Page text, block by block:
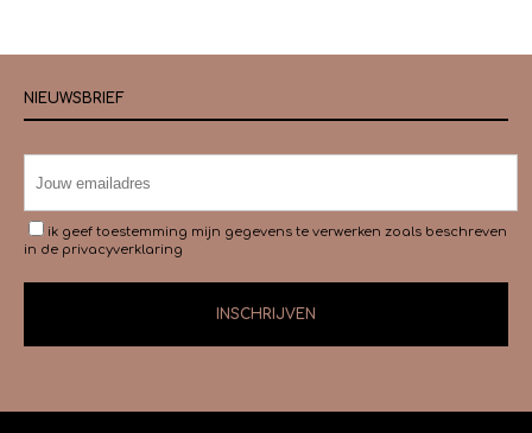
NIEUWSBRIEF
ik geef toestemming mijn gegevens te verwerken zoals beschreven
in de privacyverklaring